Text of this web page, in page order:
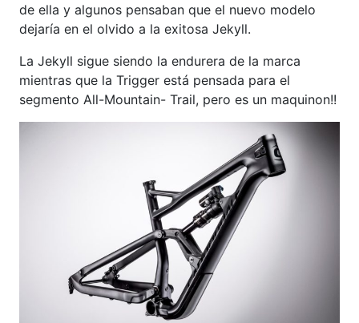
de ella y algunos pensaban que el nuevo modelo
dejaría en el olvido a la exitosa Jekyll.
La Jekyll sigue siendo la endurera de la marca
mientras que la Trigger está pensada para el
segmento All-Mountain- Trail, pero es un maquinon!!